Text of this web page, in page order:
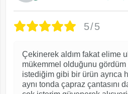
5/5
Çekinerek aldım fakat elime
mükemmel olduğunu gördüm
istediğim gibi bir ürün ayrıca
aynı tonda çapraz çantasını